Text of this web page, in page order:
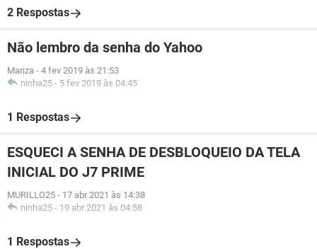
2 Respostas
Não lembro da senha do Yahoo
Mariza - 4 fev 2019 às 21:53
ninha25 - 5 fev 2019 às 04:45
1 Respostas
ESQUECI A SENHA DE DESBLOQUEIO DA TELA
INICIAL DO J7 PRIME
MURILLO25 - 17 abr 2021 às 14:38
ninha25 - 19 abr 2021 às 04:58
1 Respostas